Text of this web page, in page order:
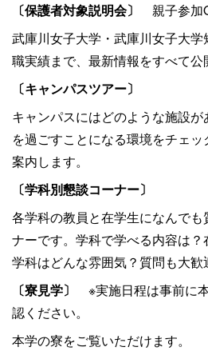
〔保護者対象説明会〕
親子参加
武庫川女子大学・武庫川女子大
職実績まで、最新情報をすべて公
〔キャンパスツアー〕
キャンパスにはどのような施設
を過ごすことになる環境をチェ
案内します。
〔学科別懇談コーナー〕
各学科の教員と在学生になんで
ナーです。学科で学べる内容は？
学科はどんな雰囲気？質問も大歓
〔寮見学〕 ※実施日程は事前に
認ください。
本学の寮をご覧いただけます。